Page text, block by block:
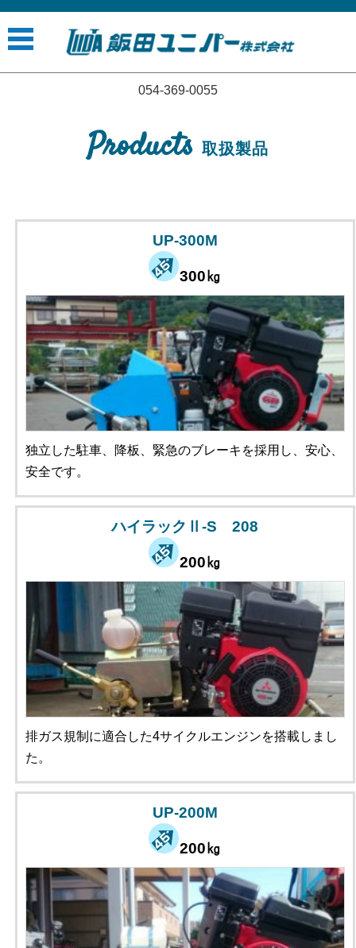
054-369-0055
Products 取扱製品
UP-300M
300㎏
独立した駐車、降板、緊急のブレーキを採用し、安心、
安全です。
ハイラックⅡ-S 208
200㎏
排ガス規制に適合した4サイクルエンジンを搭載しまし
た。
UP-200M
200㎏